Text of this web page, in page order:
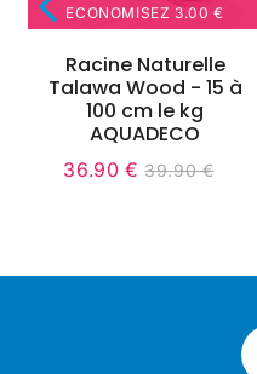
ECONOMISEZ 3.00 €
Racine Naturelle
Talawa Wood - 15 à
100 cm le kg
AQUADECO
Prix
36.90 € 36.90
Prix
39.90 €39.90